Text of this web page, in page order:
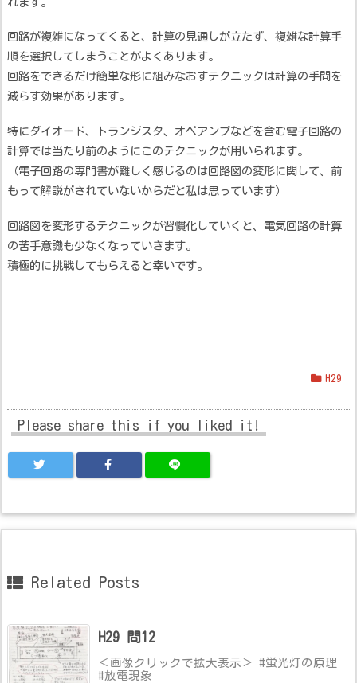
回路が複雑になってくると、計算の見通しが立たず、複雑な計算手
順を選択してしまうことがよくあります。
回路をできるだけ簡単な形に組みなおすテクニックは計算の手間を
減らす効果があります。
特にダイオード、トランジスタ、オペアンプなどを含む電子回路の
計算では当たり前のようにこのテクニックが用いられます。
（電子回路の専門書が難しく感じるのは回路図の変形に関して、前
もって解説がされていないからだと私は思っています）
回路図を変形するテクニックが習慣化していくと、電気回路の計算
の苦手意識も少なくなっていきます。
積極的に挑戦してもらえると幸いです。
H29
Please share this if you liked it!
Related Posts
H29 問12
＜画像クリックで拡大表示＞ #蛍光灯の原理
#放電現象